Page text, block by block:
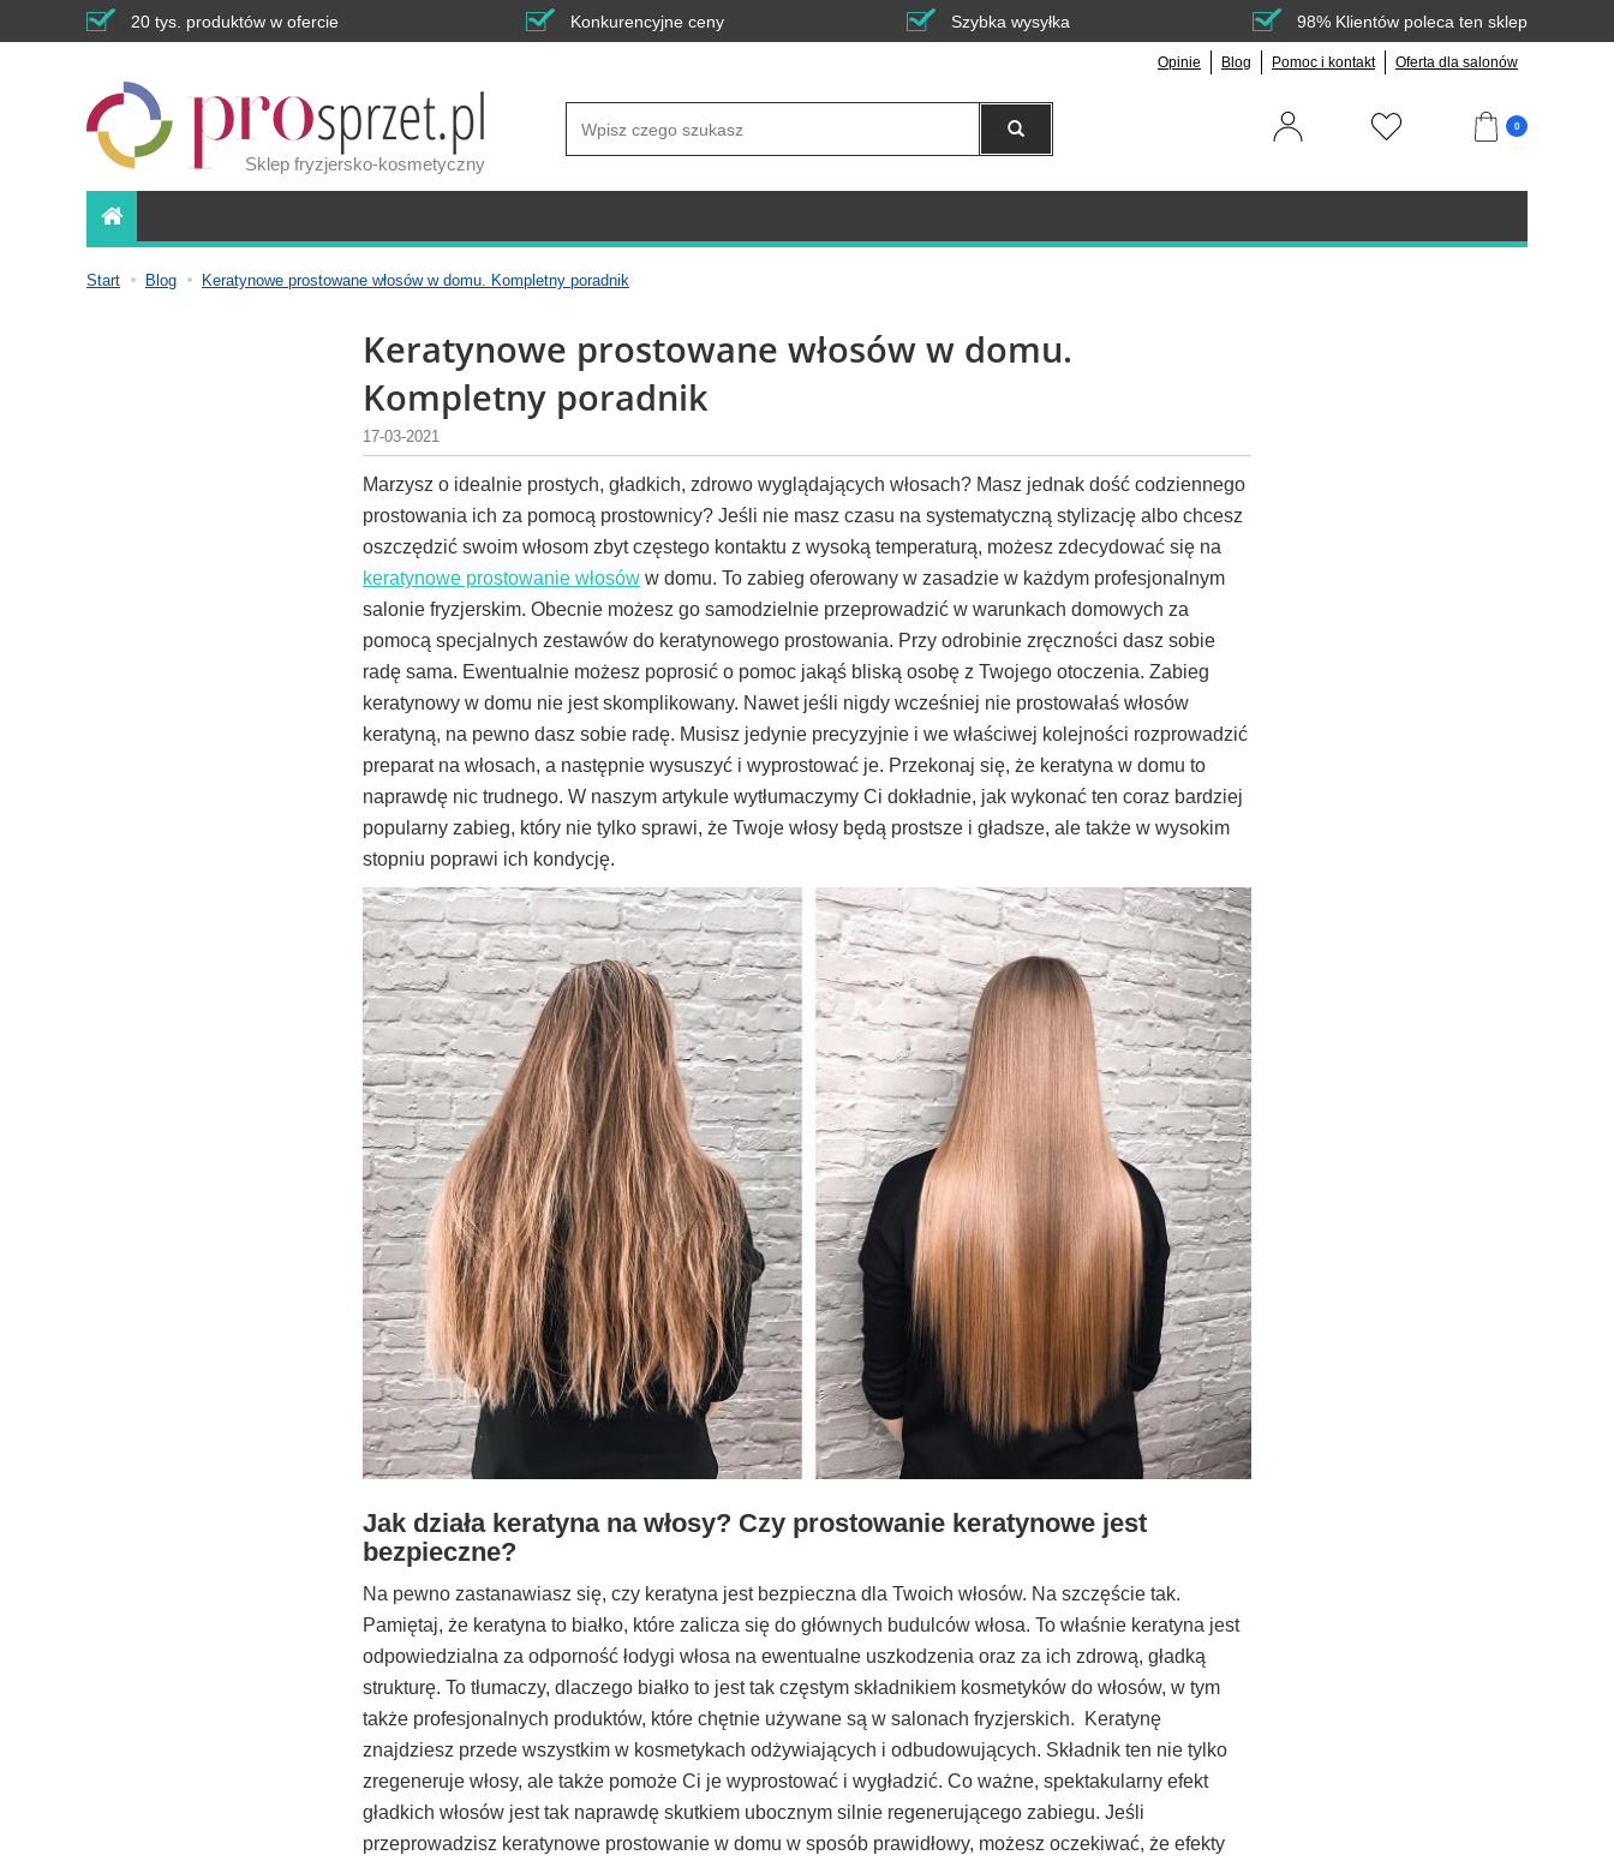
20 tys. produktów w ofercie Konkurencyjne ceny Szybka wysyłka 98% Klientów poleca ten sklep
Opinie Blog Pomoc i kontakt Oferta dla salonów
Sklep fryzjersko-kosmetyczny
0
Start Blog Keratynowe prostowane włosów w domu. Kompletny poradnik
Keratynowe prostowane włosów w domu.
Kompletny poradnik
17-03-2021
Marzysz o idealnie prostych, gładkich, zdrowo wyglądających włosach? Masz jednak dość codziennego
prostowania ich za pomocą prostownicy? Jeśli nie masz czasu na systematyczną stylizację albo chcesz
oszczędzić swoim włosom zbyt częstego kontaktu z wysoką temperaturą, możesz zdecydować się na
keratynowe prostowanie włosów w domu. To zabieg oferowany w zasadzie w każdym profesjonalnym
salonie fryzjerskim. Obecnie możesz go samodzielnie przeprowadzić w warunkach domowych za
pomocą specjalnych zestawów do keratynowego prostowania. Przy odrobinie zręczności dasz sobie
radę sama. Ewentualnie możesz poprosić o pomoc jakąś bliską osobę z Twojego otoczenia. Zabieg
keratynowy w domu nie jest skomplikowany. Nawet jeśli nigdy wcześniej nie prostowałaś włosów
keratyną, na pewno dasz sobie radę. Musisz jedynie precyzyjnie i we właściwej kolejności rozprowadzić
preparat na włosach, a następnie wysuszyć i wyprostować je. Przekonaj się, że keratyna w domu to
naprawdę nic trudnego. W naszym artykule wytłumaczymy Ci dokładnie, jak wykonać ten coraz bardziej
popularny zabieg, który nie tylko sprawi, że Twoje włosy będą prostsze i gładsze, ale także w wysokim
stopniu poprawi ich kondycję.
Jak działa keratyna na włosy? Czy prostowanie keratynowe jest
bezpieczne?
Na pewno zastanawiasz się, czy keratyna jest bezpieczna dla Twoich włosów. Na szczęście tak.
Pamiętaj, że keratyna to białko, które zalicza się do głównych budulców włosa. To właśnie keratyna jest
odpowiedzialna za odporność łodygi włosa na ewentualne uszkodzenia oraz za ich zdrową, gładką
strukturę. To tłumaczy, dlaczego białko to jest tak częstym składnikiem kosmetyków do włosów, w tym
także profesjonalnych produktów, które chętnie używane są w salonach fryzjerskich. Keratynę
znajdziesz przede wszystkim w kosmetykach odżywiających i odbudowujących. Składnik ten nie tylko
zregeneruje włosy, ale także pomoże Ci je wyprostować i wygładzić. Co ważne, spektakularny efekt
gładkich włosów jest tak naprawdę skutkiem ubocznym silnie regenerującego zabiegu. Jeśli
przeprowadzisz keratynowe prostowanie w domu w sposób prawidłowy, możesz oczekiwać, że efekty